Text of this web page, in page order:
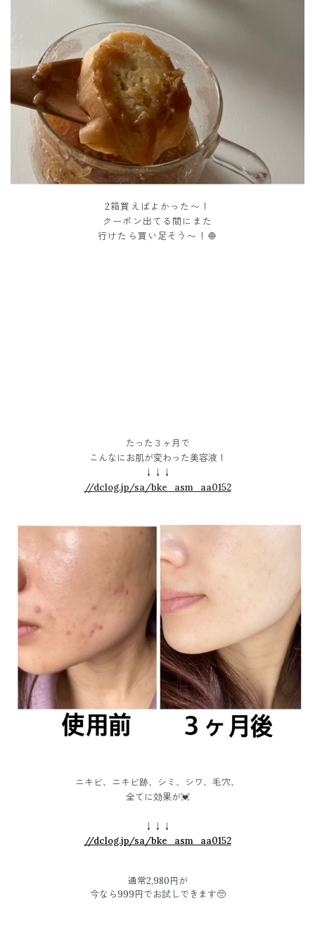
2箱買えばよかった〜！
クーポン出てる間にまた
行けたら買い足そう〜！🧅
たった３ヶ月で
こんなにお肌が変わった美容液！
↓↓↓
//dclog.jp/sa/bke_asm_aa0152
ニキビ、ニキビ跡、シミ、シワ、毛穴、
全てに効果が💓
↓↓↓
//dclog.jp/sa/bke_asm_aa0152
通常2,980円が
今なら999円でお試しできます🥺